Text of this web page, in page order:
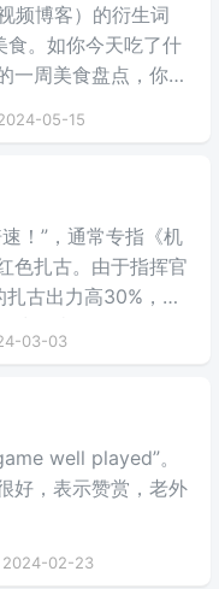
频博客）的衍生词
。如你今天吃了什
一周美食盘点，你的
05-15
！”，通常专指《机
色扎古。由于指挥官
古出力高30%，在
03-03
well played”。
好，表示赞赏，老外
2024-02-23